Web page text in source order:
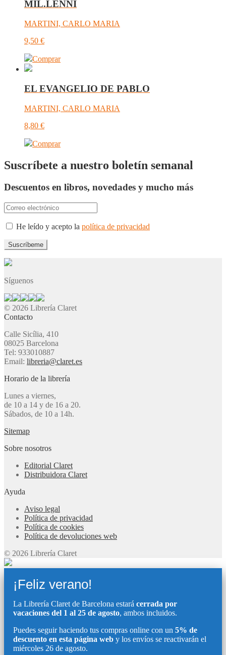
MIL.LENNI
MARTINI, CARLO MARIA
9,50 €
Comprar
EL EVANGELIO DE PABLO
MARTINI, CARLO MARIA
8,80 €
Comprar
Suscríbete a nuestro boletín semanal
Descuentos en libros, novedades y mucho más
He leído y acepto la política de privacidad
Síguenos
© 2026 Librería Claret
Contacto
Calle Sicília, 410
08025 Barcelona
Tel: 933010887
Email: libreria@claret.es
Horario de la librería
Lunes a viernes,
de 10 a 14 y de 16 a 20.
Sábados, de 10 a 14h.
Sitemap
Sobre nosotros
Editorial Claret
Distribuidora Claret
Ayuda
Aviso legal
Política de privacidad
Política de cookies
Política de devoluciones web
© 2026 Librería Claret
¡Feliz verano!
La Librería Claret de Barcelona estará cerrada por
vacaciones del 1 al 25 de agosto, ambos incluidos.
Puedes seguir haciendo tus compras online con un 5% de
descuento en esta página web y los envíos se reactivarán el
miércoles 26 de agosto.